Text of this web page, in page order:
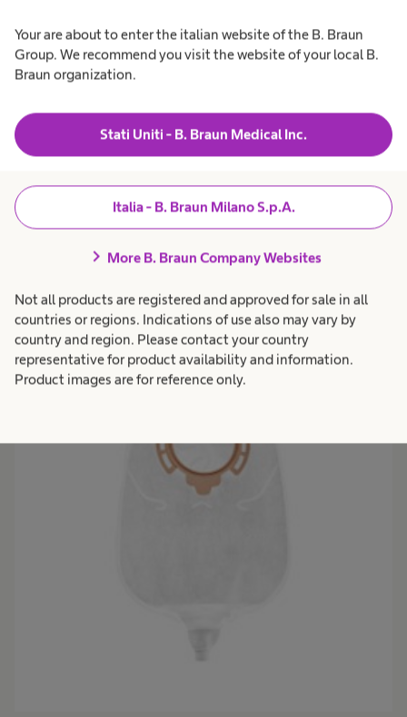
Your are about to enter the italian website of the B. Braun
Group. We recommend you visit the website of your local B.
Braun organization.
Stati Uniti - B. Braun Medical Inc.
Italia - B. Braun Milano S.p.A.
chevron_right More B. Braun Company Websites
Not all products are registered and approved for sale in all
countries or regions. Indications of use also may vary by
country and region. Please contact your country
representative for product availability and information.
Product images are for reference only.
Caratteristiche sacca:
Rivestito in TNT antifruscio
Valvole anti-reflusso
Confezione da 30 sacche + 30 connettori (rapporto 1:1)
Priva di lattice e ftalati
Aggancio della cintura con 3 diverse inclinazioni
Capacità: +/- 635 ml
Disponibile nella colorazione trasparente